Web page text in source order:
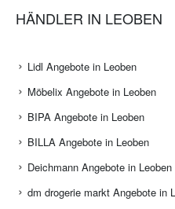
HÄNDLER IN LEOBEN
Lidl Angebote in Leoben
Möbelix Angebote in Leoben
BIPA Angebote in Leoben
BILLA Angebote in Leoben
Deichmann Angebote in Leoben
dm drogerie markt Angebote in